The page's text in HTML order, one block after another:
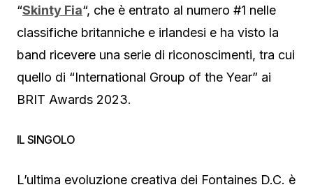
“Skinty Fia“, che è entrato al numero #1 nelle
classifiche britanniche e irlandesi e ha visto la
band ricevere una serie di riconoscimenti, tra cui
quello di “International Group of the Year” ai
BRIT Awards 2023.
IL SINGOLO
L’ultima evoluzione creativa dei Fontaines D.C. è